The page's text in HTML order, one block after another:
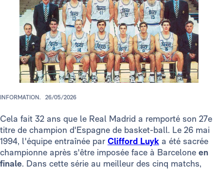
INFORMATION. 26/05/2026
Cela fait 32 ans que le Real Madrid a remporté son 27e
titre de champion d'Espagne de basket-ball. Le 26 mai
1994, l'équipe entraînée par Clifford Luyk a été sacrée
championne après s'être imposée face à Barcelone en
finale. Dans cette série au meilleur des cinq matchs,